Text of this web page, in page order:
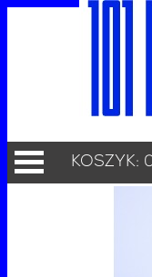
KOSZYK: